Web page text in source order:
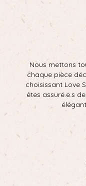
Nous mettons
chaque pièce
choisissant Love
êtes assuré.e.s